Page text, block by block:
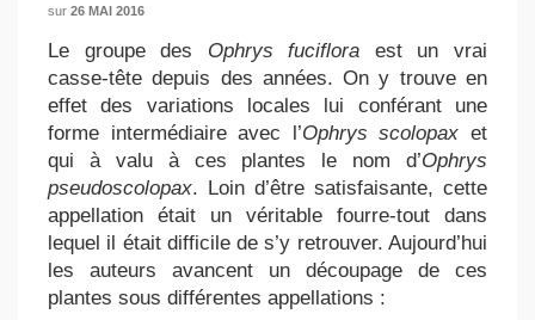
sur 26 MAI 2016
Le groupe des Ophrys fuciflora est un vrai
casse-tête depuis des années. On y trouve en
effet des variations locales lui conférant une
forme intermédiaire avec l’Ophrys scolopax et
qui à valu à ces plantes le nom d’Ophrys
pseudoscolopax. Loin d’être satisfaisante, cette
appellation était un véritable fourre-tout dans
lequel il était difficile de s’y retrouver. Aujourd’hui
les auteurs avancent un découpage de ces
plantes sous différentes appellations :